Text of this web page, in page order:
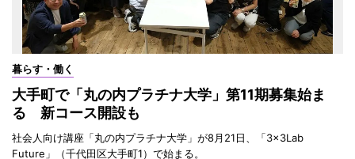
暮らす・働く
大手町で「丸の内プラチナ大学」第11期募集始ま
る 新コース開設も
社会人向け講座「丸の内プラチナ大学」が8月21日、「3×3Lab
Future」（千代田区大手町1）で始まる。